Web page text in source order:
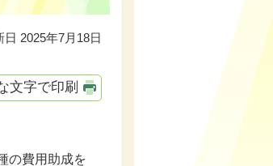
2025年7月18日
文字で印刷
の費用助成を